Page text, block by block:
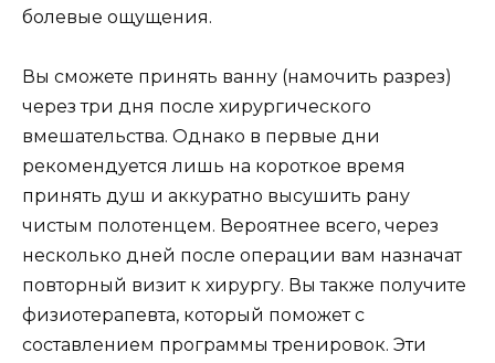
болевые ощущения.
Вы сможете принять ванну (намочить разрез)
через три дня после хирургического
вмешательства. Однако в первые дни
рекомендуется лишь на короткое время
принять душ и аккуратно высушить рану
чистым полотенцем. Вероятнее всего, через
несколько дней после операции вам назначат
повторный визит к хирургу. Вы также получите
физиотерапевта, который поможет с
составлением программы тренировок. Эти